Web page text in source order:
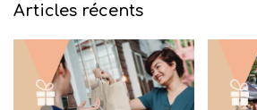
Articles récents